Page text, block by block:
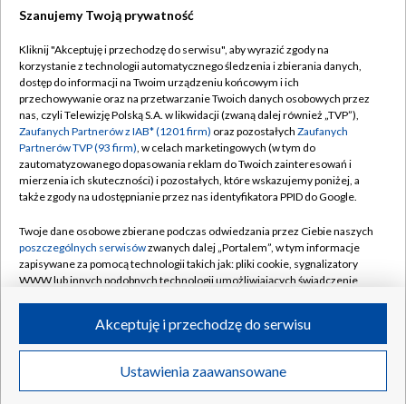
TVP
Abonament TVP
Emisja w TVP
Centrum informacji TVP
Naziemna Telewizja Cyfrowa
Rada Programowa
System NOS
Informacje o nadawcy
Program dla prasy
Ogłoszenie przetargowe
Regulamin TVP
Polityka prywatności
Moje zgody
Pomoc
Kontakt
Kanały
©2026 Telewizja Polska S.A. w likwidacji
Szanujemy Twoją prywatność
Kliknij "Akceptuję i przechodzę do serwisu", aby wyrazić zgody na
korzystanie z technologii automatycznego śledzenia i zbierania danych,
dostęp do informacji na Twoim urządzeniu końcowym i ich
przechowywanie oraz na przetwarzanie Twoich danych osobowych przez
nas, czyli Telewizję Polską S.A. w likwidacji (zwaną dalej również „TVP”),
Zaufanych Partnerów z IAB* (1201 firm) oraz pozostałych Zaufanych
Partnerów TVP (93 firm), w celach marketingowych (w tym do
zautomatyzowanego dopasowania reklam do Twoich zainteresowań i
mierzenia ich skuteczności) i pozostałych, które wskazujemy poniżej, a
także zgody na udostępnianie przez nas identyfikatora PPID do Google.
Twoje dane osobowe zbierane podczas odwiedzania przez Ciebie naszych
poszczególnych serwisówzwanych dalej „Portalem”, w tym informacje
zapisywane za pomocą technologii takich jak: pliki cookie, sygnalizatory
WWW lub innych podobnych technologii umożliwiających świadczenie
ruchu w Internecie.
Twoje dane osobowe zbierane podczas odwiedzania przez Ciebie
poszczególnych serwisówna Portalu, takie jak adresy IP, identyfikatory
Ustawienia zaawansowane
Akceptuję i przechodzę do serwisu